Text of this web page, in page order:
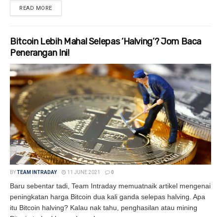
READ MORE
Bitcoin Lebih Mahal Selepas ‘Halving’? Jom Baca
Penerangan Ini!
BYTEAM INTRADAY 11 JUNE 2021 0
Baru sebentar tadi, Team Intraday memuatnaik artikel mengenai
peningkatan harga Bitcoin dua kali ganda selepas halving. Apa
itu Bitcoin halving? Kalau nak tahu, penghasilan atau mining